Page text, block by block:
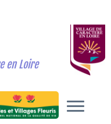
en Loire